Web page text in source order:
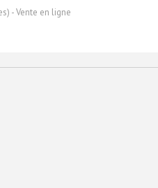
- Vente en ligne